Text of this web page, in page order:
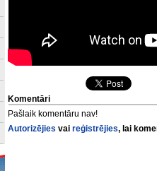
Komentāri
Pašlaik komentāru nav!
Autorizējies vaireģistrējies, lai